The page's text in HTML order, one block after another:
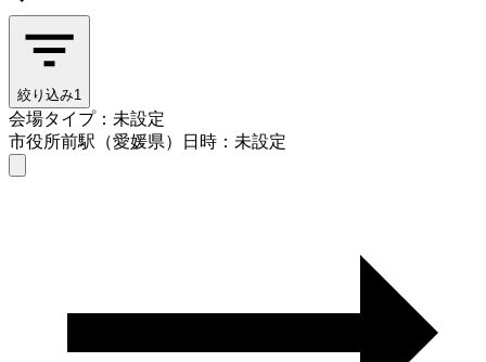
絞り込み1
会場タイプ：未設定
市役所前駅（愛媛県）
日時：未設定